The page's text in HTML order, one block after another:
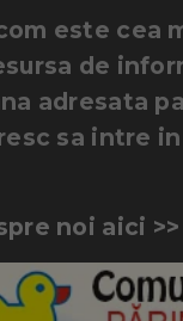
este cea
de
adresata
sa intre
noi aici >>